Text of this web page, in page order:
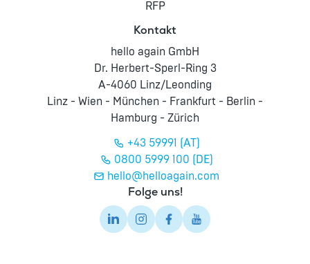
RFP
Kontakt
hello again GmbH
Dr. Herbert-Sperl-Ring 3
A-4060 Linz/Leonding
Linz - Wien - München - Frankfurt - Berlin -
Hamburg - Zürich
+43 59991 (AT)
0800 5999 100 (DE)
hello@helloagain.com
Folge uns!